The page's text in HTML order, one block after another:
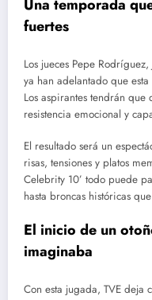
Una temporada
fuertes
Los jueces Pepe
ya han adelantado que
Los aspirantes tendrán
resistencia emocional y
El resultado será un
risas, tensiones y platos
Celebrity 10’ todo puede
hasta broncas históricas
El inicio de un
imaginaba
Con esta jugada, TVE